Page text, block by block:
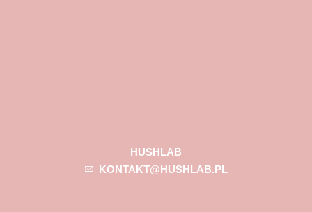
HUSHLAB
KONTAKT@HUSHLAB.PL